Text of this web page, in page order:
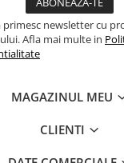
scolare
scolare
Geometrie
primesc newsletter cu
Afla mai multe in
MAGAZINUL MEU
CLIENTI